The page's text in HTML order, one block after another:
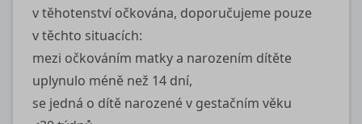
v těhotenství očkována, doporučujeme pouze
v těchto situacích:
mezi očkováním matky a narozením dítěte
uplynulo méně než 14 dní,
se jedná o dítě narozené v gestačním věku